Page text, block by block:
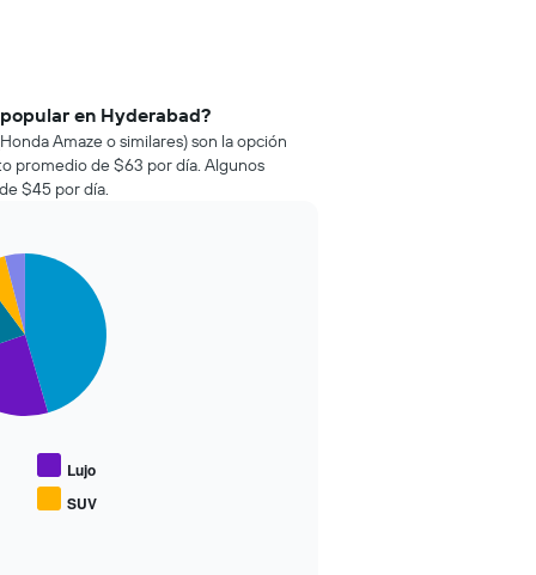
en Hyderabad?
Amaze o similares) son la opción
promedio de $63 por día. Algunos
$45 por día.
Lujo
SUV